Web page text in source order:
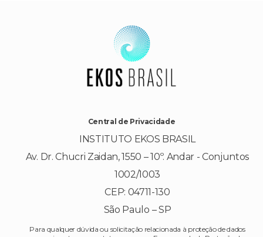
Central de Privacidade
INSTITUTO EKOS BRASIL
Av. Dr. Chucri Zaidan, 1550 – 10º. Andar - Conjuntos
1002/1003
CEP: 04711-130
São Paulo – SP
Para qualquer dúvida ou solicitação relacionada à proteção de dados